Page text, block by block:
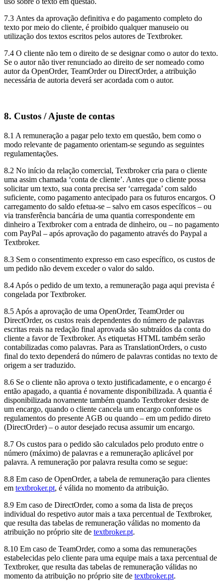
7.3 Antes da aprovação definitiva e do pagamento completo do
texto por meio do cliente, é proibido qualquer manuseio ou
utilização dos textos escritos pelos autores de Textbroker.
7.4 O cliente não tem o direito de se designar como o autor do texto.
Se o autor não tiver renunciado ao direito de ser nomeado como
autor da OpenOrder, TeamOrder ou DirectOrder, a atribuição
necessária de autoria deverá ser acordada com o autor.
8. Custos / Ajuste de contas
8.1 A remuneração a pagar pelo texto em questão, bem como o
modo relevante de pagamento orientam-se segundo as seguintes
regulamentações.
8.2 No início da relação comercial, Textbroker cria para o cliente
uma assim chamada ‘conta de cliente’. Antes que o cliente possa
solicitar um texto, sua conta precisa ser ‘carregada’ com saldo
suficiente, como pagamento antecipado para os futuros encargos. O
carregamento do saldo efetua-se – salvo em casos específicos – ou
via transferência bancária de uma quantia correspondente em
dinheiro a Textbroker com a entrada de dinheiro, ou – no pagamento
com PayPal – após aprovação do pagamento através do Paypal a
Textbroker.
8.3 Sem o consentimento expresso em caso específico, os custos de
um pedido não devem exceder o valor do saldo.
8.4 Após o pedido de um texto, a remuneração paga aqui prevista é
congelada por Textbroker.
8.5 Após a aprovação de uma OpenOrder, TeamOrder ou
DirectOrder, os custos reais dependentes do número de palavras
escritas reais na redação final aprovada são subtraídos da conta do
cliente a favor de Textbroker. As etiquetas HTML também serão
contabilizadas como palavras. Para as TranslationOrders, o custo
final do texto dependerá do número de palavras contidas no texto de
origem a ser traduzido.
8.6 Se o cliente não aprova o texto justificadamente, e o encargo é
então apagado, a quantia é novamente disponibilizada. A quantia é
disponibilizada novamente também quando Textbroker desiste de
um encargo, quando o cliente cancela um encargo conforme os
regulamentos do presente AGB ou quando – em um pedido direto
(DirectOrder) – o autor desejado recusa assumir um encargo.
8.7 Os custos para o pedido são calculados pelo produto entre o
número (máximo) de palavras e a remuneração aplicável por
palavra. A remuneração por palavra resulta como se segue:
8.8 Em caso de OpenOrder, a tabela de remuneração para clientes
em textbroker.pt, é válida no momento da atribuição.
8.9 Em caso de DirectOrder, como a soma da lista de preços
individual do respetivo autor mais a taxa percentual de Textbroker,
que resulta das tabelas de remuneração válidas no momento da
atribuição no próprio site de textbroker.pt.
8.10 Em caso de TeamOrder, como a soma das remunerações
estabelecidas pelo cliente para uma equipe mais a taxa percentual de
Textbroker, que resulta das tabelas de remuneração válidas no
momento da atribuição no próprio site de textbroker.pt.